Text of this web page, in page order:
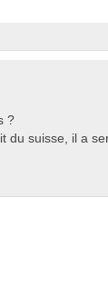
?
du suisse, il a